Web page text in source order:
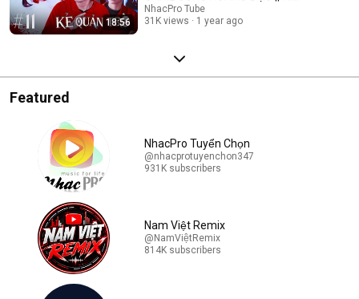
18:56
Drama 2025
NhacPro Tube
31K views
1 year ago
Featured
NhacPro Tuyển Chọn
@nhacprotuyenchon347
931K subscribers
Nam Việt Remix
@NamViệtRemix
814K subscribers